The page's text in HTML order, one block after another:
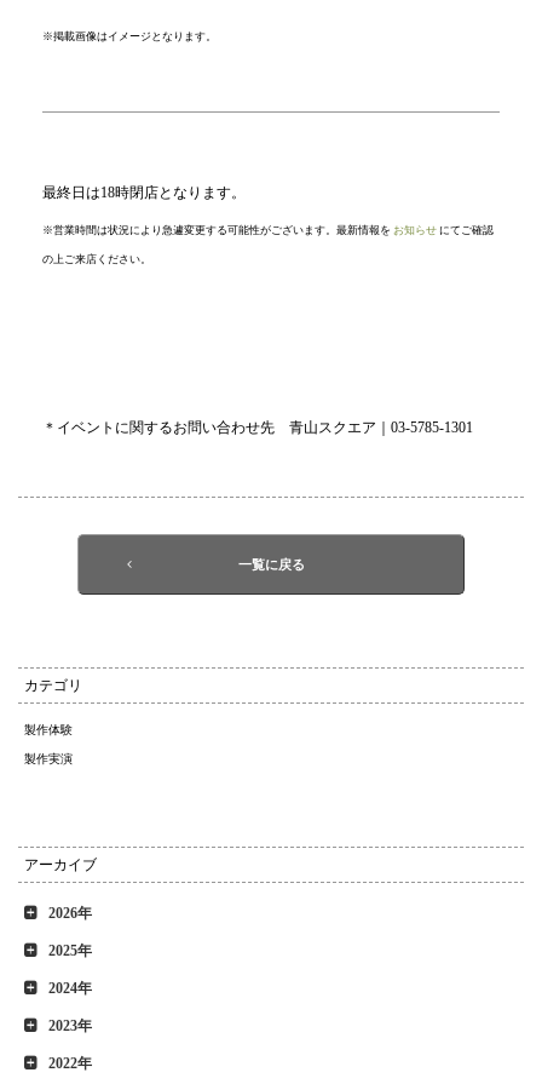
※掲載画像はイメージとなります。
最終日は18時閉店となります。
※営業時間は状況により急遽変更する可能性がございます。最新情報を お知らせ にてご確認
の上ご来店ください。
＊イベントに関するお問い合わせ先 青山スクエア｜03-5785-1301
一覧に戻る
カテゴリ
製作体験
製作実演
アーカイブ
2026年
2025年
2024年
2023年
2022年